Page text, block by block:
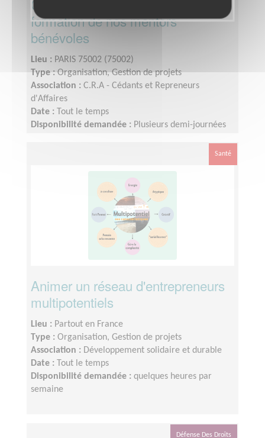
Chargé(e) de l'intégration et de la
formation de nos mentors
bénévoles
Lieu : PARIS 75002 (75002)
Type :Organisation, Gestion de projets
Association : C.R.A - Cédants et Repreneurs
d'Affaires
Date :
Tout le temps
Disponibilité demandée : Plusieurs demi-journées
Santé
Animer un réseau d'entrepreneurs
multipotentiels
Lieu : Partout en France
Type : Organisation, Gestion de projets
Association : Développement solidaire et durable
Date :
Tout le temps
Disponibilité demandée : quelques heures par
semaine
Défense Des Droits